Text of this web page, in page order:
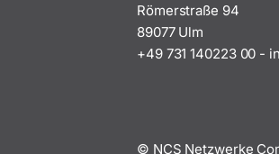
Römerstraße 94
89077 Ulm
+49 731 140223 00 -
© NCS Netzwerke